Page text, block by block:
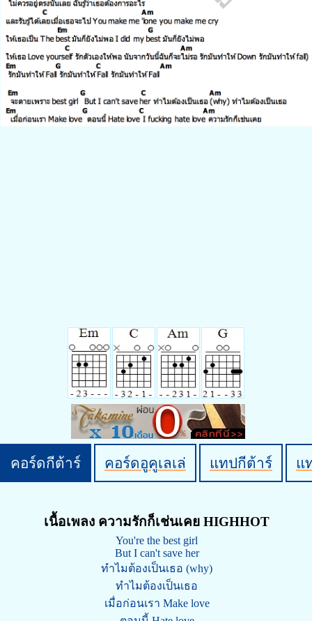
คอร์ดกีต้าร์ คอร์ดอูคูเลเล่ แทปกีต้าร์ แ
เนื้อเพลง ความรักก็เช่นเคย HIGHHOT
You're the best girl
But I can't save her
ทำไมต้องเป็นเธอ (why)
ทำไมต้องเป็นเธอ
เมื่อก่อนเรา Make love